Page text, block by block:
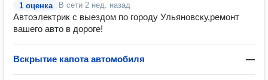
1 оценка В сети 2 нед. назад
Автоэлектрик с выездом по городу Ульяновску,ремонт
вашего авто в дороге!
Вскрытие капота автомобиля —